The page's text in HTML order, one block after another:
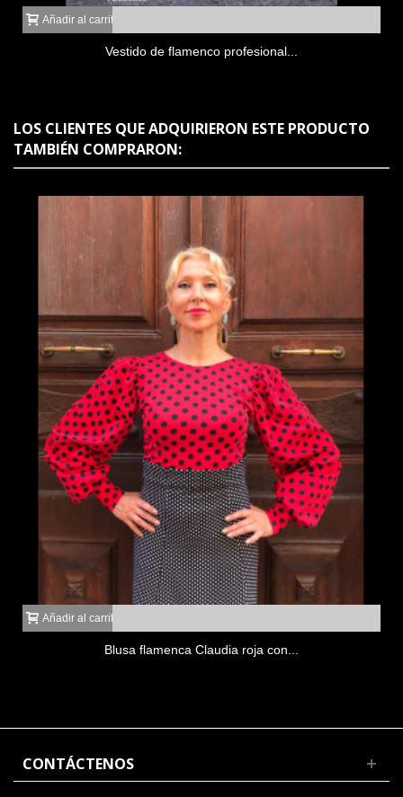
Añadir al carrito
Vestido de flamenco profesional...
LOS CLIENTES QUE ADQUIRIERON ESTE PRODUCTO
TAMBIÉN COMPRARON:
Añadir al carrito
Blusa flamenca Claudia roja con...
CONTÁCTENOS